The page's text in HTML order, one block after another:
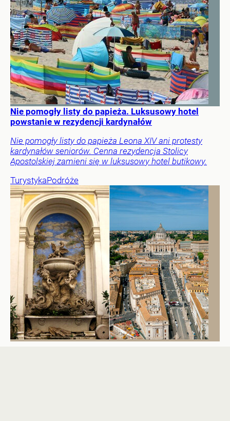
Nie pomogły listy do papieża. Luksusowy hotel
powstanie w rezydencji kardynałów
Nie pomogły listy do papieża Leona XIV ani protesty
kardynałów seniorów. Cenna rezydencja Stolicy
Apostolskiej zamieni się w luksusowy hotel butikowy.
TurystykaPodróże